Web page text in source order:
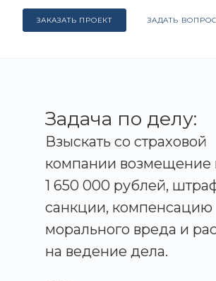
2. Только в судебном заседании
страховой компании не хватает
но в нем не было установлено, кто
злоумышленники или сам Андрей.
ЗАКАЗАТЬ ПРОЕКТ ЗАДАТЬ ВОПРОС
Задача по делу:
Взыскать со страховой
компании возмещение
1 650 000 рублей,
санкции, компенсацию
морального вреда и
на ведение дела.